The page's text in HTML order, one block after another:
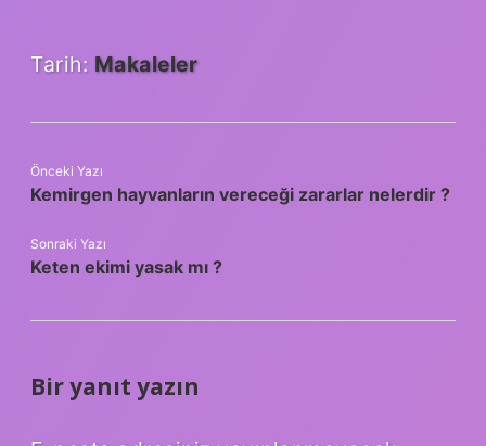
Tarih: Makaleler
Önceki Yazı
Kemirgen hayvanların vereceği zararlar nelerdir ?
Sonraki Yazı
Keten ekimi yasak mı ?
Bir yanıt yazın